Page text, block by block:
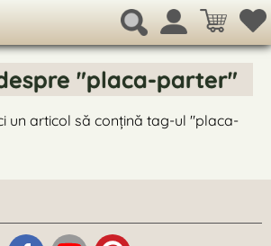
"placa-parter"
un articol să conțină tag-ul "placa-